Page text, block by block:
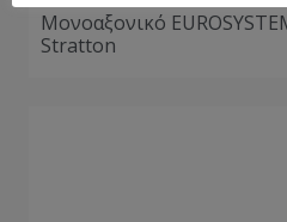
Μονοαξονικό
Stratton